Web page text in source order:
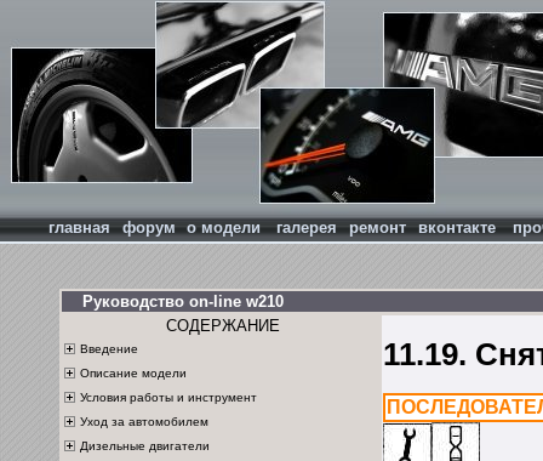
главная форум о модели галерея ремонт вконтакте
Руководство on-line w210
СОДЕРЖАНИЕ
Введение
Описание модели
Условия работы и инструмент
Уход за автомобилем
Дизельные двигатели
11.19.